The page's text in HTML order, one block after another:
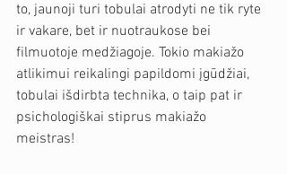
to, jaunoji turi tobulai atrodyti ne tik ryte
ir vakare, bet ir nuotraukose bei
filmuotoje medžiagoje. Tokio makiažo
atlikimui reikalingi papildomi įgūdžiai,
tobulai išdirbta technika, o taip pat ir
psichologiškai stiprus makiažo
meistras!